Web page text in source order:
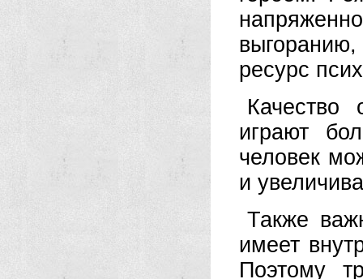
ресурс
Качество
играют
человек
и
Также
имеет
Поэтому